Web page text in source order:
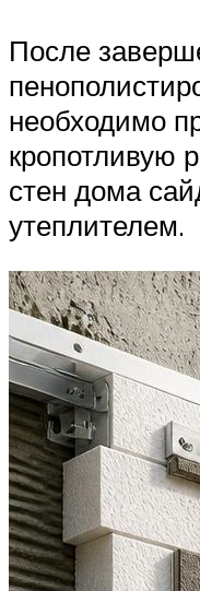
После
необходимо
кропотливую
стен дома
утеплителем.